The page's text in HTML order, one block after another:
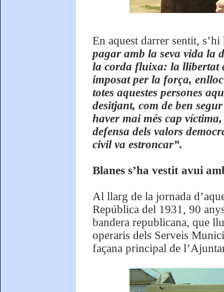
En aquest darrer sentit,
pagar amb la seva vida la
la corda fluixa: la llibertat
imposat per la força,
totes aquestes persones
desitjant, com de ben
haver mai més cap
defensa dels valors
civil va estroncar”.
Blanes s’ha vestit avui
Al llarg de la jornada
República del 1931, 90
bandera republicana, que
operaris dels Serveis
façana principal de